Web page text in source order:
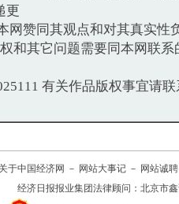
更
赞同其观点和对其真实性
和其它问题需要同本网联系
有关作品版权事宜请联
关于中国经济网 － 网站大事记 － 网站诚聘
经济日报报业集团法律顾问： 北京市